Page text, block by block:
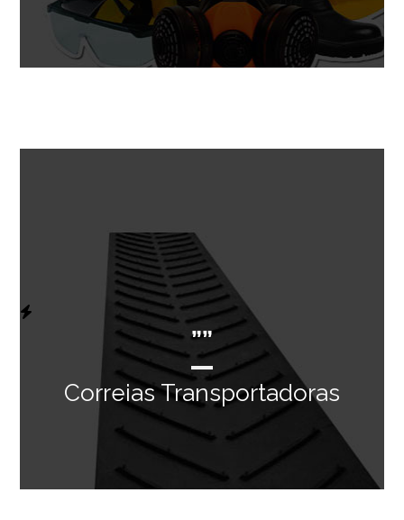
””
Correias Transportadoras